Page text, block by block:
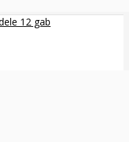
12 gab